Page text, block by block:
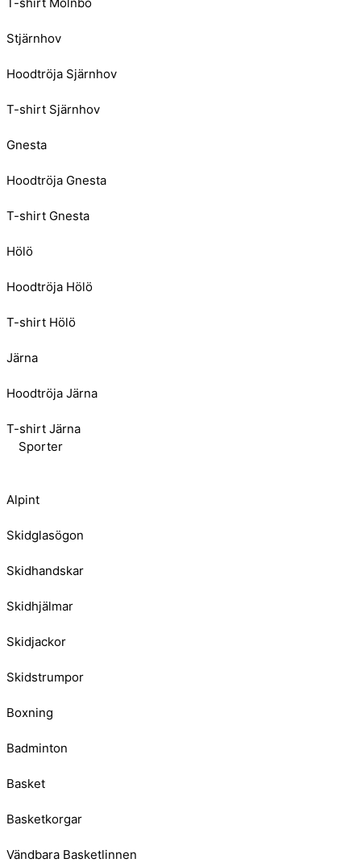
Stjärnhov
Hoodtröja Sjärnhov
T-shirt Sjärnhov
Gnesta
Hoodtröja Gnesta
T-shirt Gnesta
Hölö
Hoodtröja Hölö
T-shirt Hölö
Järna
Hoodtröja Järna
T-shirt Järna
Sporter
Alpint
Skidglasögon
Skidhandskar
Skidhjälmar
Skidjackor
Skidstrumpor
Boxning
Badminton
Basket
Basketkorgar
Vändbara Basketlinnen